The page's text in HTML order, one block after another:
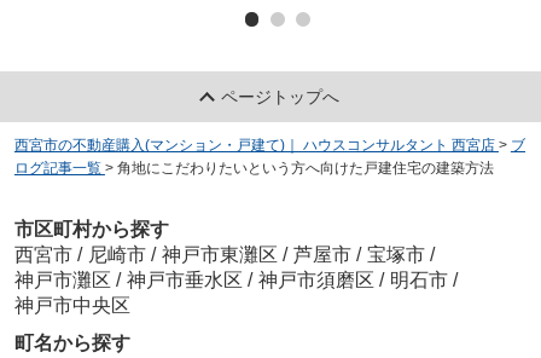
ページトップへ
西宮市の不動産購入(マンション・戸建て)｜ ハウスコンサルタント 西宮店 > ブ
ログ記事一覧 > 角地にこだわりたいという方へ向けた戸建住宅の建築方法
市区町村から探す
西宮市 / 尼崎市 / 神戸市東灘区 / 芦屋市 / 宝塚市 /
神戸市灘区 / 神戸市垂水区 / 神戸市須磨区 / 明石市 /
神戸市中央区
町名から探す